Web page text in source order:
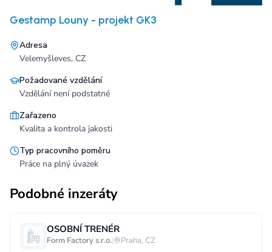
Gestamp Louny - projekt GK3
Adresa
Velemyšleves, CZ
Požadované vzdělání
Vzdělání není podstatné
Zařazeno
Kvalita a kontrola jakosti
Typ pracovního poměru
Práce na plný úvazek
Podobné inzeráty
OSOBNÍ TRENÉR
Form Factory s.r.o.| Praha, CZ